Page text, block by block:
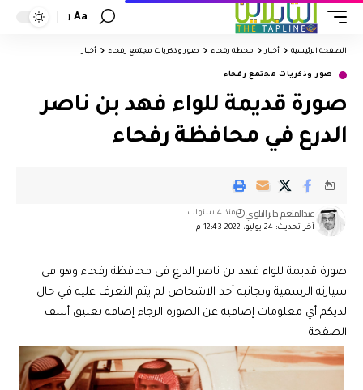
Aa
الصفحة الرئيسية أخبار محطة رفحاء صور وذكريات مجتمع رفحاء أخبار
صور وذكريات مجتمع رفحاء
صورة قديمة للواء فهد بن ناصر
الدرع في محافظة رفحاء
آخر تحديث: 24 يوليو، 2022 12:43 م
عبدالمنعم جابر البلوي منذ 4 سنوات
صورة قديمة للواء فهد بن ناصر الدرع في محافظة رفحاء وهو في
سيارته الرسمية وبجانبه أحد الاشخاص لم يتم التعرف عليه في حال
لديكم أي معلومات إضافية عن الصورة الرجاء إضافة تعليق أسف
الصفحة